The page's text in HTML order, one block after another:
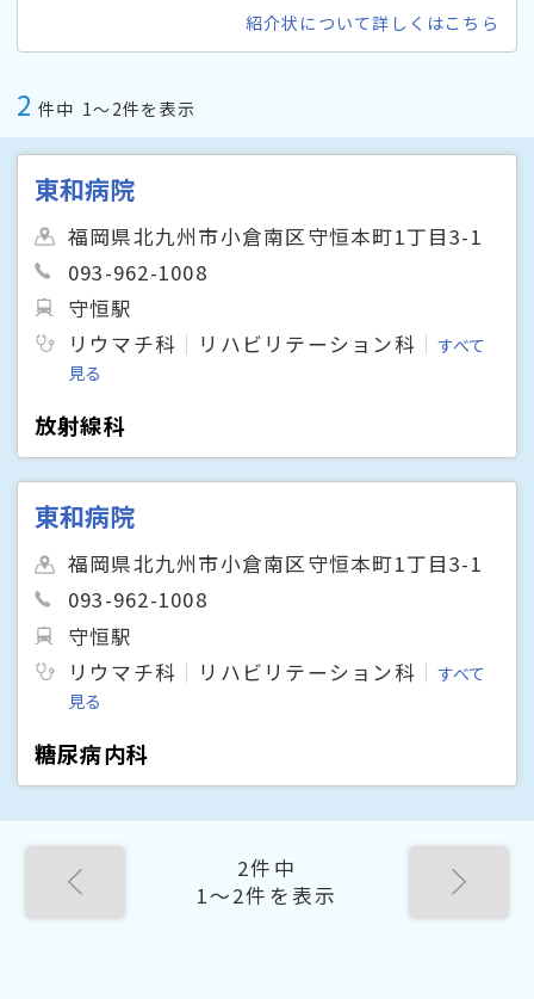
紹介状について詳しくはこちら
2 件中 1〜2件を表示
東和病院
福岡県北九州市小倉南区守恒本町1丁目3-1
093-962-1008
守恒駅
リウマチ科
リハビリテーション科
すべて
見る
放射線科
東和病院
福岡県北九州市小倉南区守恒本町1丁目3-1
093-962-1008
守恒駅
リウマチ科
リハビリテーション科
すべて
見る
糖尿病内科
2件中
1〜2件を表示